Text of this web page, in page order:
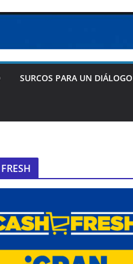
SURCOS PARA UN DIÁLOGO